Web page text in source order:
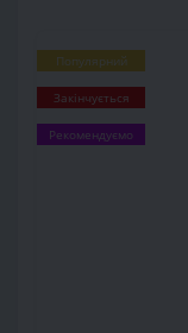
Популярний
Закінчується
Рекомендуємо